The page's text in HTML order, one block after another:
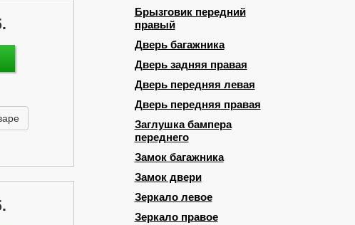
Брызговик передний
правый
Дверь багажника
Дверь задняя правая
Дверь передняя левая
Дверь передняя правая
Заглушка бампера
переднего
Замок багажника
Замок двери
Зеркало левое
Зеркало правое